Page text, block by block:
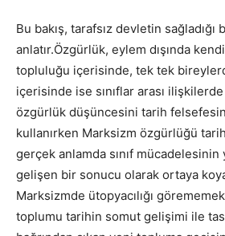
Bu bakış, tarafsız devletin
anlatır.Özgürlük, eylem dışında
topluluğu içerisinde, tek tek
içerisinde ise sınıflar arası
özgürlük düşüncesini tarih
kullanırken Marksizm özgürlüğü
gerçek anlamda sınıf mücadelesinin
gelişen bir sonucu olarak ortaya
Marksizmde ütopyacılığı
toplumu tarihin somut gelişimi ile